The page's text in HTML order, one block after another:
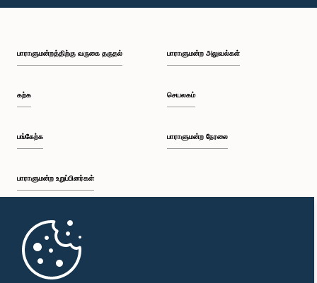
பாராளுமன்றத்திற்கு வருகை தருதல்
கற்க
பங்கேற்க
பாராளுமன்ற உறுப்பினர்கள்
முதற்பக்கம்
பாராளுமன்ற அலுவல்கள்
செயலகம்
பாராளுமன்ற நேரலை
பாராளுமன்ற கையடக்க செயலி